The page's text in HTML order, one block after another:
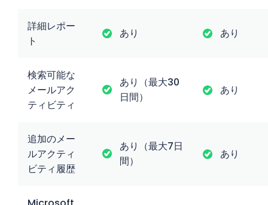
詳細レポー
ト
あり あり
検索可能な
メールアク
ティビティ
あり（最大30
日間）
あり
追加のメー
ルアクティ
ビティ履歴
あり（最大7日
間）
あり